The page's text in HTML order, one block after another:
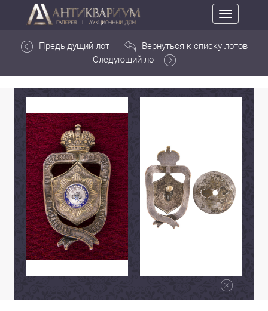
Toggle
navigation
Предыдущий лот
Вернуться к списку лотов
Следующий лот